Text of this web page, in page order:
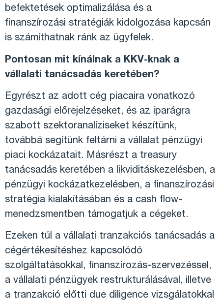
befektetések optimalizálása és a
finanszírozási stratégiák kidolgozása kapcsán
is számíthatnak ránk az ügyfelek.
Pontosan mit kínálnak a KKV-knak a
vállalati tanácsadás keretében?
Egyrészt az adott cég piacaira vonatkozó
gazdasági előrejelzéseket, és az iparágra
szabott szektoranalíziseket készítünk,
továbbá segítünk feltárni a vállalat pénzügyi
piaci kockázatait. Másrészt a treasury
tanácsadás keretében a likviditáskezelésben, a
pénzügyi kockázatkezelésben, a finanszírozási
stratégia kialakításában és a cash flow-
menedzsmentben támogatjuk a cégeket.
Ezeken túl a vállalati tranzakciós tanácsadás a
cégértékesítéshez kapcsolódó
szolgáltatásokkal, finanszírozás-szervezéssel,
a vállalati pénzügyek restrukturálásával, illetve
a tranzakció előtti due diligence vizsgálatokkal